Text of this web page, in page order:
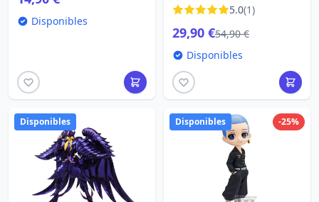
Disponibles
5.0(1)
29,90 €54,90 €
Disponibles
Disponibles -25%
Disponibles